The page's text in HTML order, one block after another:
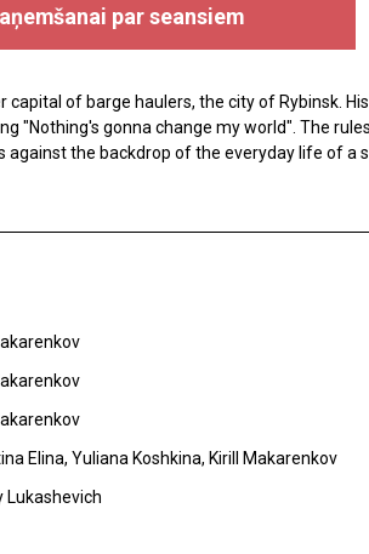
par seansiem
of barge haulers, the city of Rybinsk.
"Nothing's gonna change my world". The
against the backdrop of the everyday life of a
Elina, Yuliana Koshkina, Kirill Makarenkov
Lukashevich